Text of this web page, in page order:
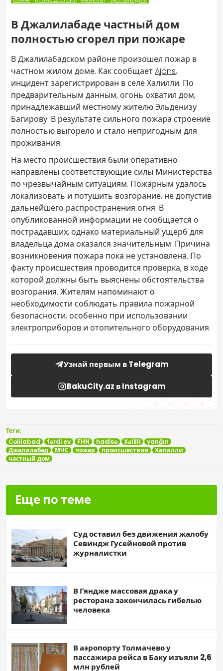
В Джалилабаде частный дом
полностью сгорел при пожаре
В Джалилабадском районе произошел пожар в
частном жилом доме. Как сообщаетAjans,
инцидент зарегистрирован в селе Халилли. По
предварительным данным, огонь охватил дом,
принадлежавший местному жителю Эльденизу
Багирову. В результате сильного пожара строение
полностью выгорело и стало непригодным для
проживания.
На место происшествия были оперативно
направлены соответствующие силы Министерства
по чрезвычайным ситуациям. Пожарным удалось
локализовать и потушить возгорание, не допустив
дальнейшего распространения огня. В
опубликованной информации не сообщается о
пострадавших, однако материальный ущерб для
владельца дома оказался значительным. Причина
возникновения пожара пока не установлена. По
факту происшествия проводится проверка, в ходе
которой должны быть выяснены обстоятельства
возгорания. Жителям напоминают о
необходимости соблюдать правила пожарной
безопасности, особенно при использовании
электроприборов и отопительного оборудования.
Узнай первым в Telegram
BakuCity.az в Instagram
Теги:
Cəlilabad
fərdi ev FHN hadisə Xəlilli
yanğın
Джалилабад
МЧС пожар происшествия
Халилли
частный дом
Еще по теме
Суд оставил без движения жалобу
Севиндж Гусейновой против
журналистки
В Гяндже массовая драка у
ресторана закончилась гибелью
человека
В аэропорту Толмачево у
пассажира рейса в Баку изъяли 2,6
млн рублей